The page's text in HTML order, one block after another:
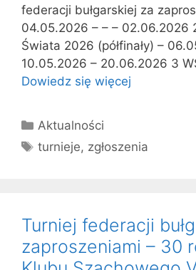
federacji bułgarskiej za
04.05.2026 – – – 02.06.2026
Świata 2026 (półfinały) –
10.05.2026 – 20.06.2026 3
Dowiedz się więcej
Kategorie
Aktualności
Tagi
turnieje, zgłoszenia
Turniej federacji
zaproszeniami – 30